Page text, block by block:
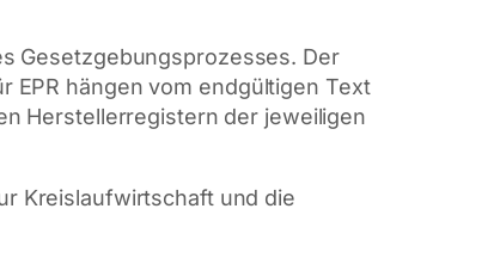
Gesetzgebungsprozesses. Der
EPR hängen vom endgültigen Text
Herstellerregistern der jeweiligen
Kreislaufwirtschaft und die